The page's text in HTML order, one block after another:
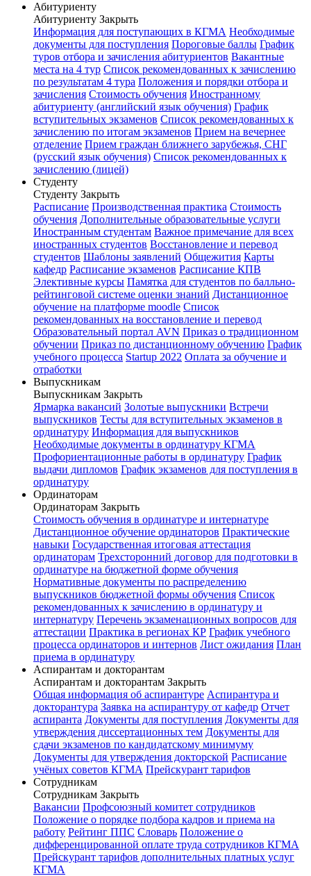
Абитуриенту
Абитуриенту Закрыть
Информация для поступающих в КГМА Необходимые
документы для поступления Пороговые баллы График
туров отбора и зачисления абитуриентов Вакантные
места на 4 тур Список рекомендованных к зачислению
по результатам 4 тура Положения и порядки отбора и
зачисления Стоимость обучения Иностранному
абитуриенту (английский язык обучения) График
вступительных экзаменов Список рекомендованных к
зачислению по итогам экзаменов Прием на вечернее
отделение Прием граждан ближнего зарубежья, СНГ
(русский язык обучения) Список рекомендованных к
зачислению (лицей)
Студенту
Студенту Закрыть
Расписание Производственная практика Стоимость
обучения Дополнительные образовательные услуги
Иностранным студентам Важное примечание для всех
иностранных студентов Восстановление и перевод
студентов Шаблоны заявлений Общежития Карты
кафедр Расписание экзаменов Расписание КПВ
Элективные курсы Памятка для студентов по балльно-
рейтинговой системе оценки знаний Дистанционное
обучение на платформе moodle Список
рекомендованных на восстановление и перевод
Образовательный портал AVN Приказ о традиционном
обучении Приказ по дистанционному обучению График
учебного процесса Startup 2022 Оплата за обучение и
отработки
Выпускникам
Выпускникам Закрыть
Ярмарка вакансий Золотые выпускники Встречи
выпускников Тесты для вступительных экзаменов в
ординатуру Информация для выпускников
Необходимые документы в ординатуру КГМА
Профориентационные работы в ординатуру График
выдачи дипломов График экзаменов для поступления в
ординатуру
Ординаторам
Ординаторам Закрыть
Стоимость обучения в ординатуре и интернатуре
Дистанционное обучение ординаторов Практические
навыки Государственная итоговая аттестация
ординаторам Трехсторонний договор для подготовки в
ординатуре на бюджетной форме обучения
Нормативные документы по распределению
выпускников бюджетной формы обучения Список
рекомендованных к зачислению в ординатуру и
интернатуру Перечень экзаменационных вопросов для
аттестации Практика в регионах КР График учебного
процесса ординаторов и интернов Лист ожидания План
приема в ординатуру
Аспирантам и докторантам
Аспирантам и докторантам Закрыть
Общая информация об аспирантуре Аспирантура и
докторантура Заявка на аспирантуру от кафедр Отчет
аспиранта Документы для поступления Документы для
утверждения диссертационных тем Документы для
сдачи экзаменов по кандидатскому минимуму
Документы для утверждения докторской Расписание
учёных советов КГМА Прейскурант тарифов
Сотрудникам
Сотрудникам Закрыть
Вакансии Профсоюзный комитет сотрудников
Положение о порядке подбора кадров и приема на
работу Рейтинг ППС Словарь Положение о
дифференцированной оплате труда сотрудников КГМА
Прейскурант тарифов дополнительных платных услуг
КГМА